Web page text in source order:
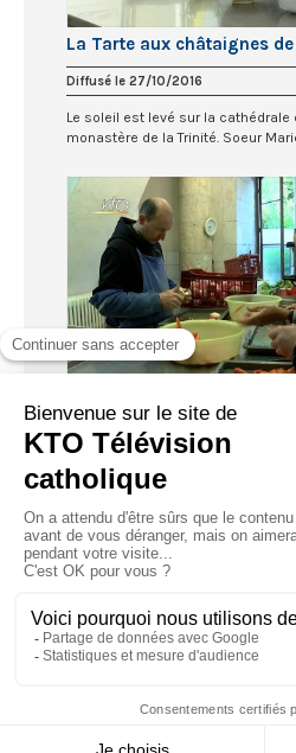
La Tarte aux châtaignes
Diffusé le 27/10/2016
Le soleil est levé sur la cathédrale
monastère de la Trinité. Soeur
La Charlotte Martin
Diffusé le 29/09/2016
Pour son premier épisode, La
dé...